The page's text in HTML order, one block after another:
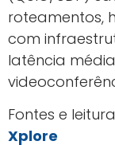
roteamentos,
com
latência
Fontes e
Xplore